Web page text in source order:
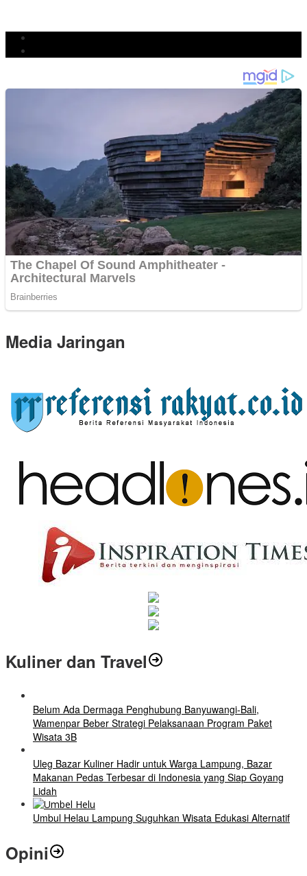
Media Jaringan
Kuliner dan Travel
Belum Ada Dermaga Penghubung Banyuwangi-Bali,
Wamenpar Beber Strategi Pelaksanaan Program Paket
Wisata 3B
Uleg Bazar Kuliner Hadir untuk Warga Lampung, Bazar
Makanan Pedas Terbesar di Indonesia yang Siap Goyang
Lidah
Umbul Helau Lampung Suguhkan Wisata Edukasi Alternatif
Opini